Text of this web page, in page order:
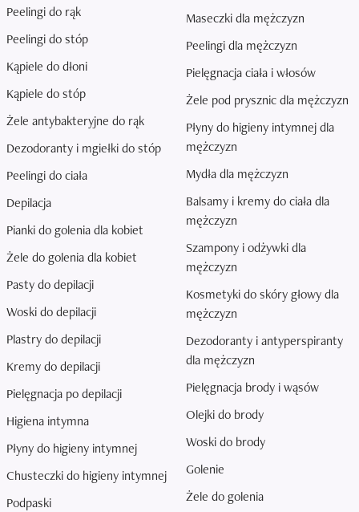
Peelingi do rąk
Peelingi do stóp
Kąpiele do dłoni
Kąpiele do stóp
Żele antybakteryjne do rąk
Dezodoranty i mgiełki do stóp
Peelingi do ciała
Depilacja
Pianki do golenia dla kobiet
Żele do golenia dla kobiet
Pasty do depilacji
Woski do depilacji
Plastry do depilacji
Kremy do depilacji
Pielęgnacja po depilacji
Higiena intymna
Płyny do higieny intymnej
Chusteczki do higieny intymnej
Podpaski
Maseczki dla mężczyzn
Peelingi dla mężczyzn
Pielęgnacja ciała i włosów
Żele pod prysznic dla mężczyzn
Płyny do higieny intymnej dla
mężczyzn
Mydła dla mężczyzn
Balsamy i kremy do ciała dla
mężczyzn
Szampony i odżywki dla
mężczyzn
Kosmetyki do skóry głowy dla
mężczyzn
Dezodoranty i antyperspiranty
dla mężczyzn
Pielęgnacja brody i wąsów
Olejki do brody
Woski do brody
Golenie
Żele do golenia